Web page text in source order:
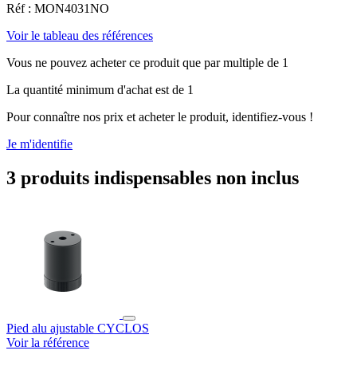
Réf : MON4031NO
Voir le tableau des références
Vous ne pouvez acheter ce produit que par multiple de 1
La quantité minimum d'achat est de 1
Pour connaître nos prix et acheter le produit, identifiez-vous !
Je m'identifie
3 produits indispensables non inclus
Pied alu ajustable CYCLOS
Voir la référence